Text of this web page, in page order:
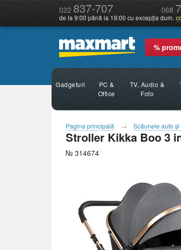
022 837-707 068
de la 9:00 până la 19:00 cu excepția dum.
%
Gadgeturi
PC &
Office
TV, Audio &
Foto
Pagina principală Scăunele auto
Stroller Kikka Boo 3
№ 314674